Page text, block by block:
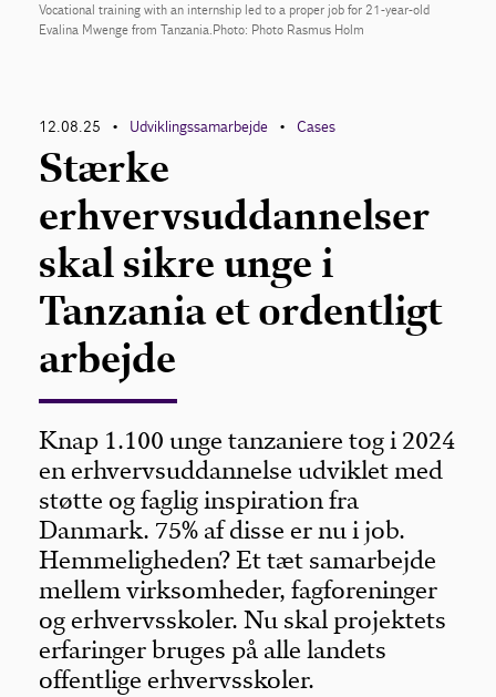
Vocational training with an internship led to a proper job for 21-year-old
Evalina Mwenge from Tanzania.Photo: Photo Rasmus Holm
12.08.25 • Udviklingssamarbejde • Cases
Stærke
erhvervsuddannelser
skal sikre unge i
Tanzania et ordentligt
arbejde
Knap 1.100 unge tanzaniere tog i 2024
en erhvervsuddannelse udviklet med
støtte og faglig inspiration fra
Danmark. 75% af disse er nu i job.
Hemmeligheden? Et tæt samarbejde
mellem virksomheder, fagforeninger
og erhvervsskoler. Nu skal projektets
erfaringer bruges på alle landets
offentlige erhvervsskoler.